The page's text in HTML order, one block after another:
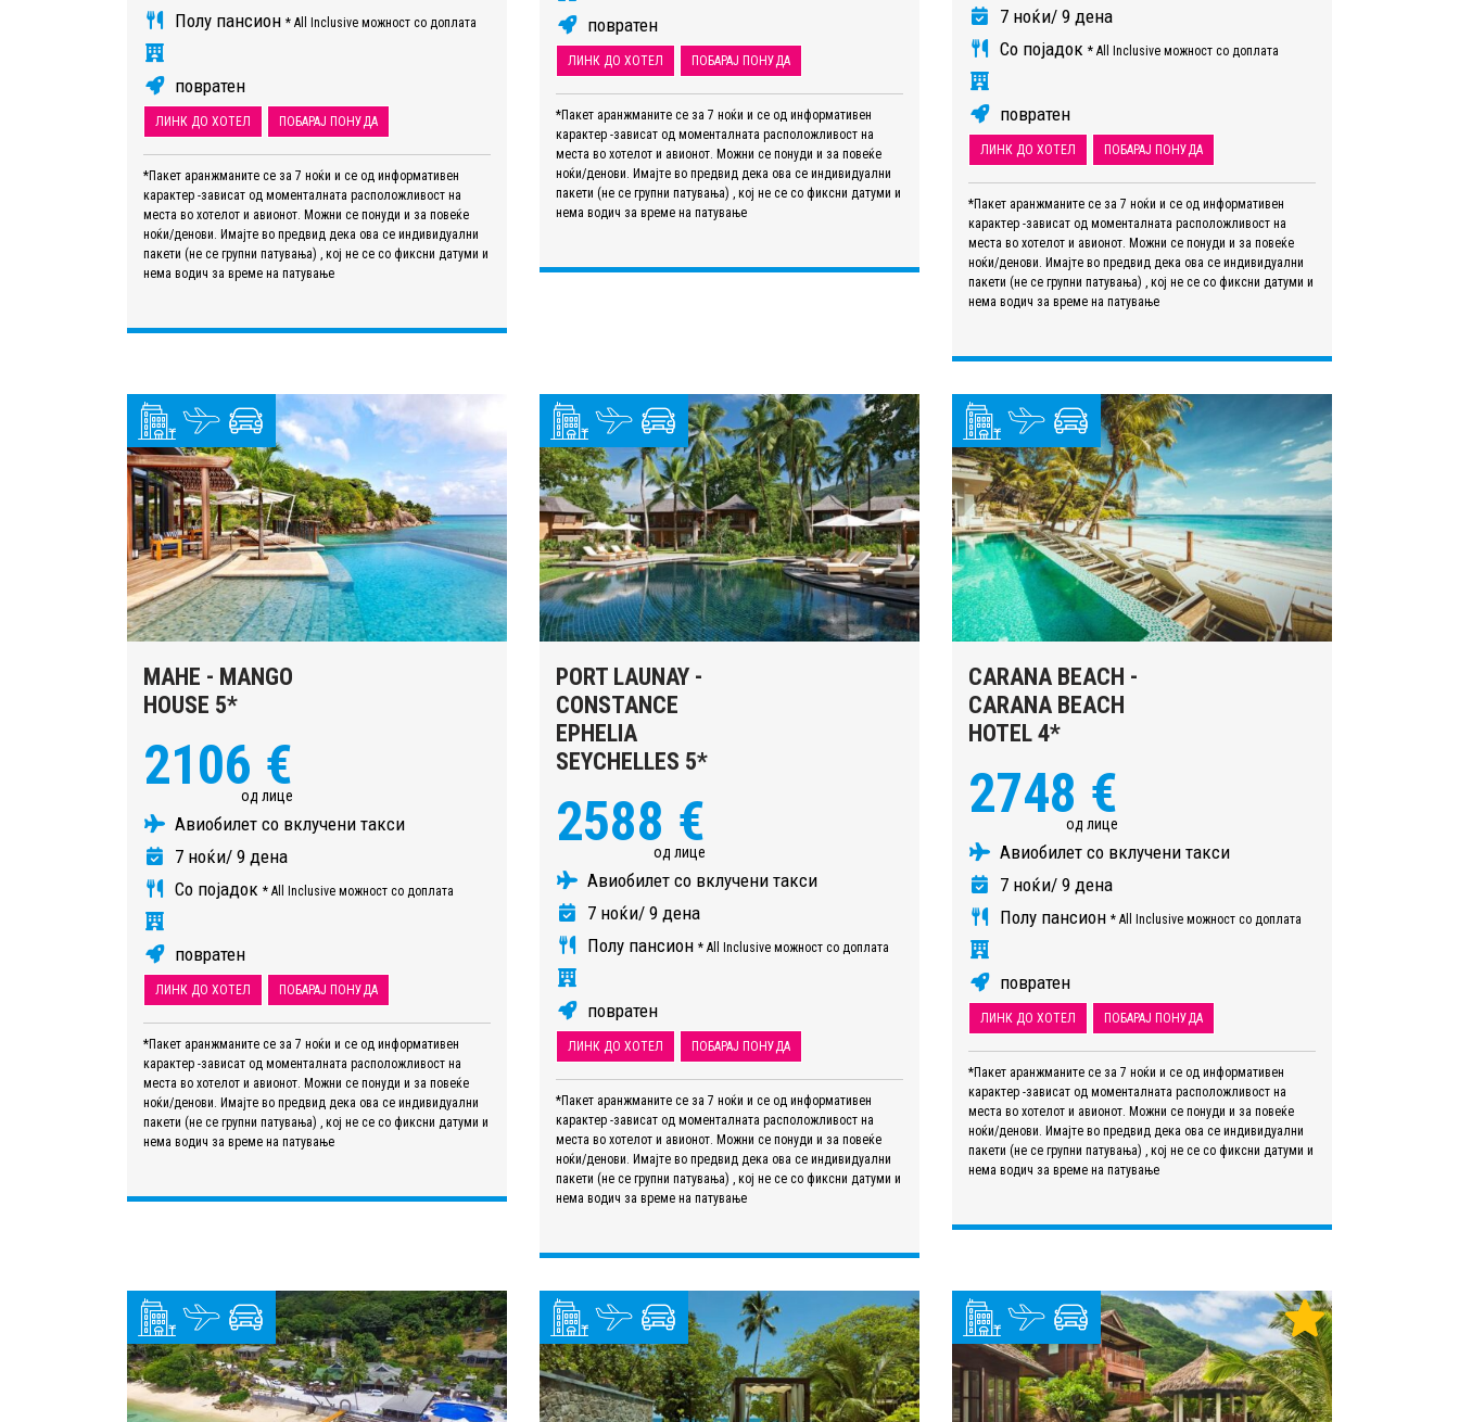
Полу пансион * All Inclusive можност со доплата
повратен
ЛИНК ДО ХОТЕЛ ПОБАРАЈ ПОНУДА
*Пакет аранжманите се за 7 ноќи и се од информативен
карактер -зависат од моменталната расположливост на
места во хотелот и авионот. Можни се понуди и за повеќе
ноќи/денови. Имајте во предвид дека ова се индивидуални
пакети (не се групни патувања) , кој не се со фиксни датуми и
нема водич за време на патување
повратен
ЛИНК ДО ХОТЕЛ ПОБАРАЈ ПОНУДА
*Пакет аранжманите се за 7 ноќи и се од информативен
карактер -зависат од моменталната расположливост на
места во хотелот и авионот. Можни се понуди и за повеќе
ноќи/денови. Имајте во предвид дека ова се индивидуални
пакети (не се групни патувања) , кој не се со фиксни датуми и
нема водич за време на патување
7 ноќи/ 9 дена
Со појадок * All Inclusive можност со доплата
повратен
ЛИНК ДО ХОТЕЛ ПОБАРАЈ ПОНУДА
*Пакет аранжманите се за 7 ноќи и се од информативен
карактер -зависат од моменталната расположливост на
места во хотелот и авионот. Можни се понуди и за повеќе
ноќи/денови. Имајте во предвид дека ова се индивидуални
пакети (не се групни патувања) , кој не се со фиксни датуми и
нема водич за време на патување
MAHE - MANGO
HOUSE 5*
2106 €
од лице
Авиобилет со вклучени такси
7 ноќи/ 9 дена
Со појадок * All Inclusive можност со доплата
повратен
ЛИНК ДО ХОТЕЛ ПОБАРАЈ ПОНУДА
*Пакет аранжманите се за 7 ноќи и се од информативен
карактер -зависат од моменталната расположливост на
места во хотелот и авионот. Можни се понуди и за повеќе
ноќи/денови. Имајте во предвид дека ова се индивидуални
пакети (не се групни патувања) , кој не се со фиксни датуми и
нема водич за време на патување
PORT LAUNAY -
CONSTANCE
EPHELIA
SEYCHELLES 5*
2588 €
од лице
Авиобилет со вклучени такси
7 ноќи/ 9 дена
Полу пансион * All Inclusive можност со доплата
повратен
ЛИНК ДО ХОТЕЛ ПОБАРАЈ ПОНУДА
*Пакет аранжманите се за 7 ноќи и се од информативен
карактер -зависат од моменталната расположливост на
места во хотелот и авионот. Можни се понуди и за повеќе
ноќи/денови. Имајте во предвид дека ова се индивидуални
пакети (не се групни патувања) , кој не се со фиксни датуми и
нема водич за време на патување
CARANA BEACH -
CARANA BEACH
HOTEL 4*
2748 €
од лице
Авиобилет со вклучени такси
7 ноќи/ 9 дена
Полу пансион * All Inclusive можност со доплата
повратен
ЛИНК ДО ХОТЕЛ ПОБАРАЈ ПОНУДА
*Пакет аранжманите се за 7 ноќи и се од информативен
карактер -зависат од моменталната расположливост на
места во хотелот и авионот. Можни се понуди и за повеќе
ноќи/денови. Имајте во предвид дека ова се индивидуални
пакети (не се групни патувања) , кој не се со фиксни датуми и
нема водич за време на патување